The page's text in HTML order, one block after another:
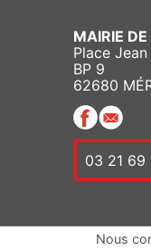
MAIRIE
Place
BP 9
62680
03 21 69
Nous